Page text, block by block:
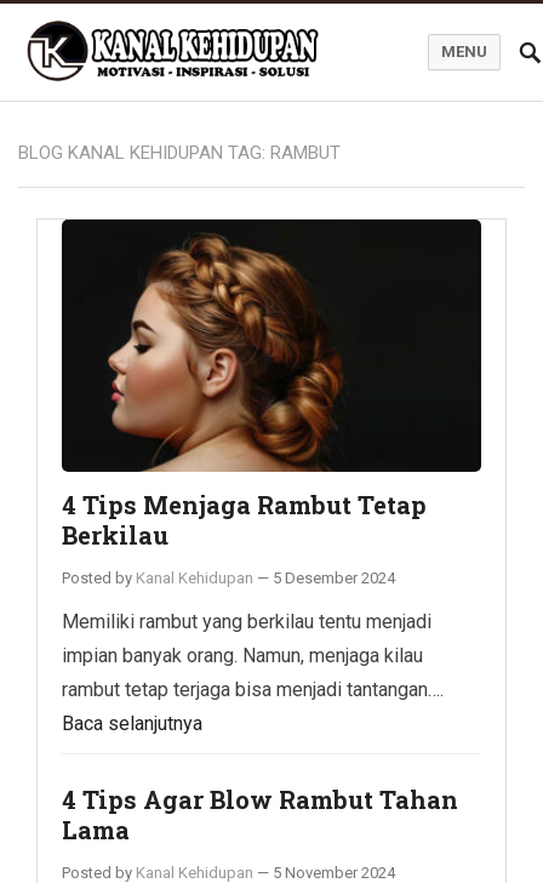
Blog Kanal Kehidupan
MENU
BLOG KANAL KEHIDUPAN TAG: RAMBUT
4 Tips Menjaga Rambut Tetap
Berkilau
Posted by Kanal Kehidupan — 5 Desember 2024
Memiliki rambut yang berkilau tentu menjadi
impian banyak orang. Namun, menjaga kilau
rambut tetap terjaga bisa menjadi tantangan….
Baca selanjutnya
4 Tips Agar Blow Rambut Tahan
Lama
Posted by Kanal Kehidupan — 5 November 2024